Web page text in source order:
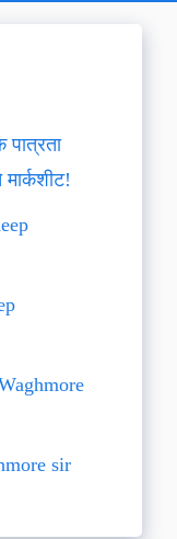
sir